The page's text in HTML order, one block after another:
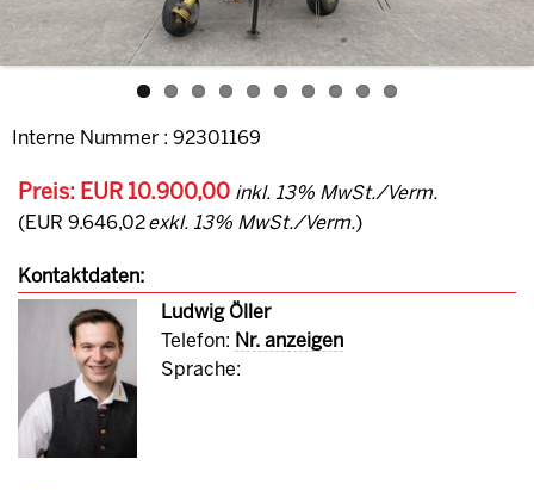
Interne Nummer : 92301169
Preis: EUR 10.900,00 inkl. 13% MwSt./Verm.
(EUR 9.646,02 exkl. 13% MwSt./Verm.)
Kontaktdaten:
Ludwig Öller
Telefon: Nr. anzeigen
Sprache: